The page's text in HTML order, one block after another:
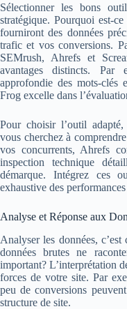
Sélectionner les bons
stratégique. Pourquoi est-
fourniront des données
trafic et vos conversions.
SEMrush, Ahrefs et
avantages distincts. Par
approfondie des mots-clés
Frog excelle dans
Pour choisir l’outil
vous cherchez à
vos concurrents, Ahrefs
inspection technique
démarque. Intégrez ces
exhaustive des
Analyse et Réponse aux
Analyser les données,
données brutes ne
important? L’interprétation
forces de votre site. Par
peu de conversions
structure de site.